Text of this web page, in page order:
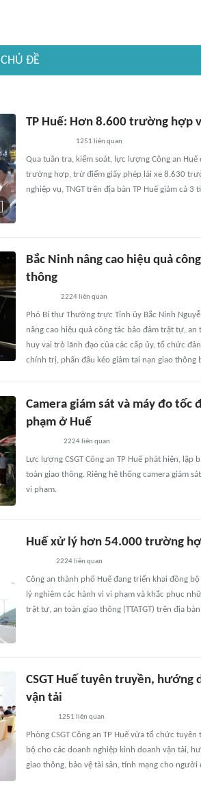
CHỦ ĐỀ
TP Huế: Hơn 8.600 trường hợp
1251 liên quan
Qua tuần tra, kiểm soát, lực lượng Công an
trường hợp, trừ điểm giấy phép lái xe 8.630
nghiệp vụ, TNGT trên địa bàn TP Huế giảm cả
Bắc Ninh nâng cao hiệu quả
thông
2224 liên quan
Phó Bí thư Thường trực Tỉnh ủy Bắc Ninh
nâng cao hiệu quả công tác bảo đảm trật tự,
huy vai trò lãnh đạo của các cấp ủy, tổ chức
chính trị, phấn đấu kéo giảm tai nạn giao thông
Camera giám sát và máy đo
phạm ở Huế
2224liên quan
Lực lượng CSGT Công an TP Huế phát hiện,
toàn giao thông. Riêng hệ thống camera giám
vi phạm.
Huế xử lý hơn 54.000 trường
2224liên quan
Công an thành phố Huế đang triển khai đồng
lý nghiêm các hành vi vi phạm và khắc phục
trật tự, an toàn giao thông (TTATGT) trên địa
CSGT Huế tuyên truyền, hướng
vận tải
1251 liên quan
Phòng CSGT Công an TP Huế vừa tổ chức
bộ cho các doanh nghiệp kinh doanh vận tải,
giao thông, bảo vệ tài sản, tính mạng cho người